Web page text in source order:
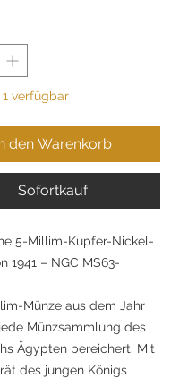
verfügbar
den Warenkorb
Sofortkauf
5-Millim-Kupfer-Nickel-
1941 – NGC MS63-
Münze aus dem Jahr
Münzsammlung des
Ägypten bereichert. Mit
des jungen Königs